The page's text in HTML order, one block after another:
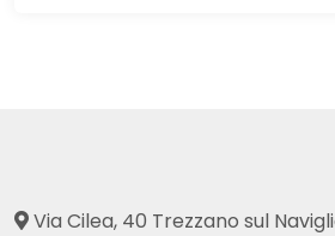
Via Cilea, 40 Trezzano sul